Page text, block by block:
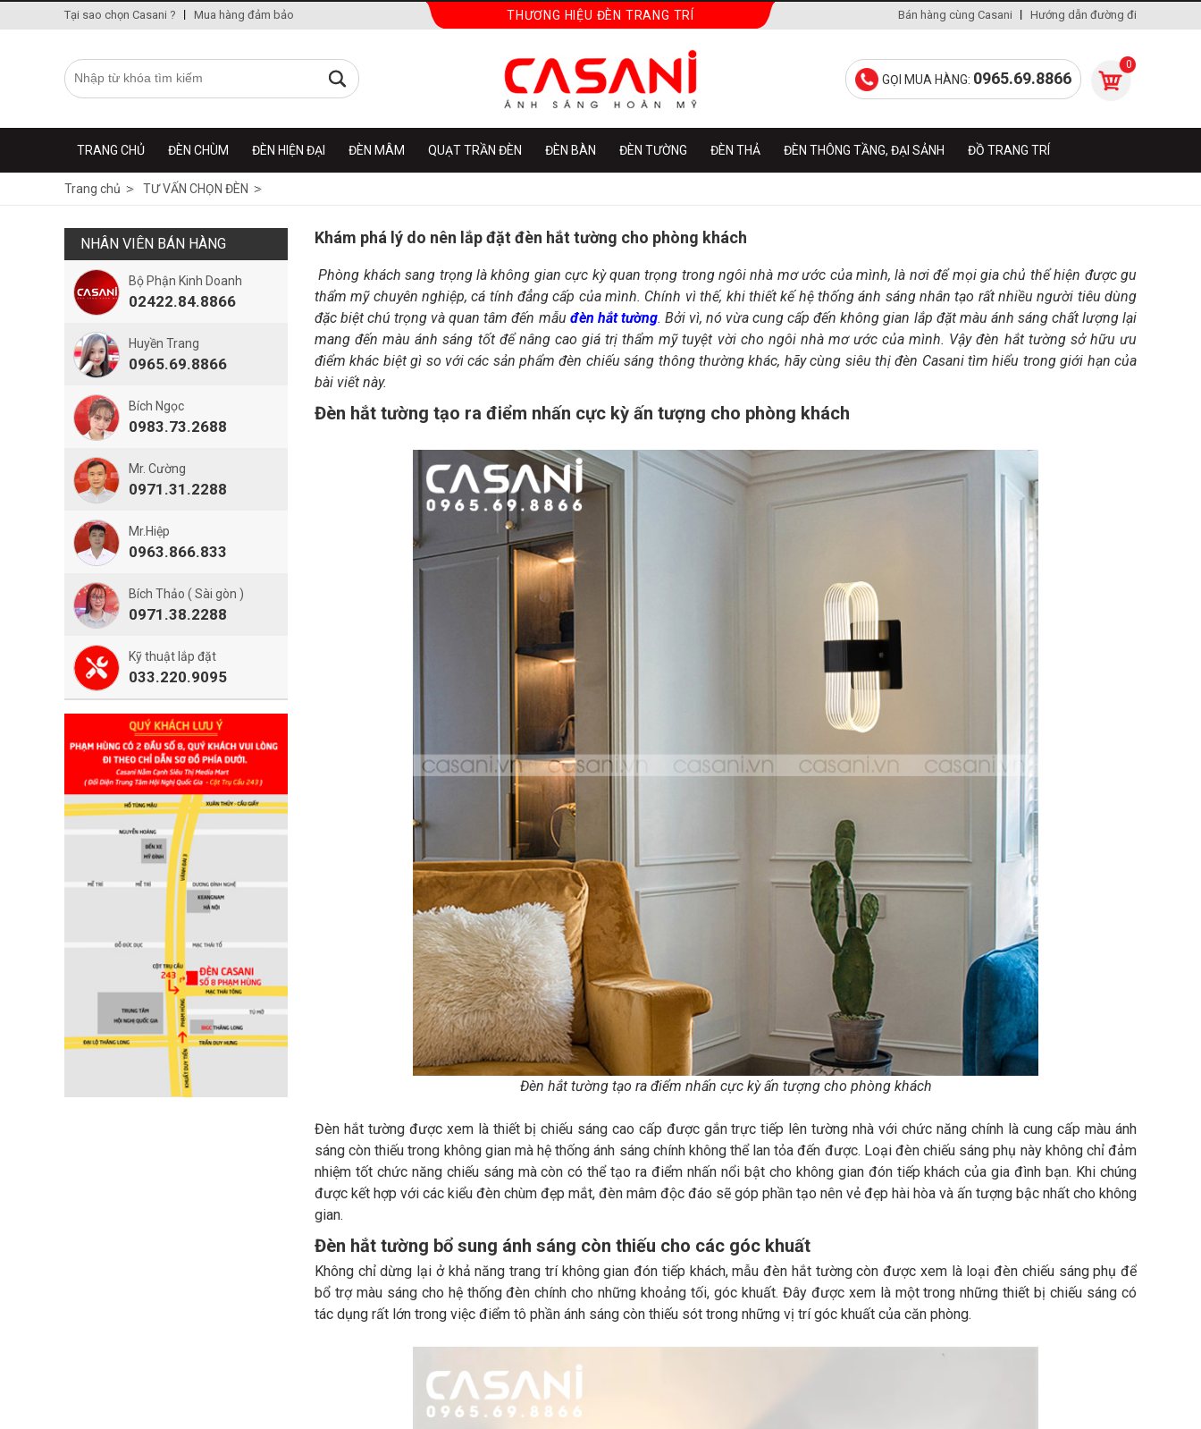
THƯƠNG HIỆU ĐÈN TRANG TRÍ Hướng dẫn đường đi
Bán hàng cùng Casani
Tại sao chọn Casani ? Mua hàng đảm bảo
0
GỌI MUA HÀNG: 0965.69.8866
TRANG CHỦ ĐÈN CHÙM ĐÈN HIỆN ĐẠI ĐÈN MÂM QUẠT TRẦN ĐÈN ĐÈN BÀN ĐÈN TƯỜNG ĐÈN THẢ ĐÈN THÔNG TẦNG, ĐẠI SẢNH ĐỒ TRANG TRÍ
Trang chủ TƯ VẤN CHỌN ĐÈN
NHÂN VIÊN BÁN HÀNG
Bộ Phận Kinh Doanh
02422.84.8866
Huyền Trang
0965.69.8866
Bích Ngọc
0983.73.2688
Mr. Cường
0971.31.2288
Mr.Hiệp
0963.866.833
Bích Thảo ( Sài gòn )
0971.38.2288
Kỹ thuật lắp đặt
033.220.9095
Khám phá lý do nên lắp đặt đèn hắt tường cho phòng khách
Phòng khách sang trọng là không gian cực kỳ quan trọng trong ngôi nhà mơ ước của mình, là nơi để mọi gia chủ thể hiện được gu
thẩm mỹ chuyên nghiệp, cá tính đẳng cấp của mình. Chính vì thế, khi thiết kế hệ thống ánh sáng nhân tạo rất nhiều người tiêu dùng
đặc biệt chú trọng và quan tâm đến mẫu đèn hắt tường. Bởi vì, nó vừa cung cấp đến không gian lắp đặt màu ánh sáng chất lượng lại
mang đến màu ánh sáng tốt để nâng cao giá trị thẩm mỹ tuyệt vời cho ngôi nhà mơ ước của mình. Vậy đèn hắt tường sở hữu ưu
điểm khác biệt gì so với các sản phẩm đèn chiếu sáng thông thường khác, hãy cùng siêu thị đèn Casani tìm hiểu trong giới hạn của
bài viết này.
Đèn hắt tường tạo ra điểm nhấn cực kỳ ấn tượng cho phòng khách
Đèn hắt tường tạo ra điểm nhấn cực kỳ ấn tượng cho phòng khách
Đèn hắt tường được xem là thiết bị chiếu sáng cao cấp được gắn trực tiếp lên tường nhà với chức năng chính là cung cấp màu ánh
sáng còn thiếu trong không gian mà hệ thống ánh sáng chính không thể lan tỏa đến được. Loại đèn chiếu sáng phụ này không chỉ đảm
nhiệm tốt chức năng chiếu sáng mà còn có thể tạo ra điểm nhấn nổi bật cho không gian đón tiếp khách của gia đình bạn. Khi chúng
được kết hợp với các kiểu đèn chùm đẹp mắt, đèn mâm độc đáo sẽ góp phần tạo nên vẻ đẹp hài hòa và ấn tượng bậc nhất cho không
gian.
Đèn hắt tường bổ sung ánh sáng còn thiếu cho các góc khuất
Không chỉ dừng lại ở khả năng trang trí không gian đón tiếp khách, mẫu đèn hắt tường còn được xem là loại đèn chiếu sáng phụ để
bổ trợ màu sáng cho hệ thống đèn chính cho những khoảng tối, góc khuất. Đây được xem là một trong những thiết bị chiếu sáng có
tác dụng rất lớn trong việc điểm tô phần ánh sáng còn thiếu sót trong những vị trí góc khuất của căn phòng.